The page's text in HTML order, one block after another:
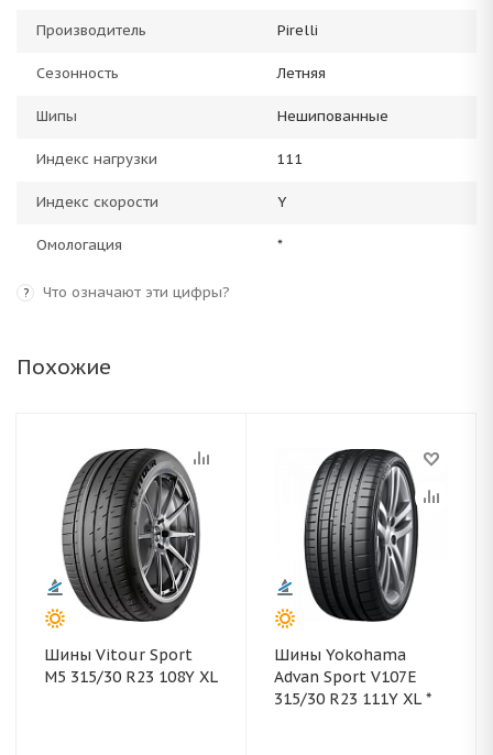
Производитель Pirelli
Сезонность Летняя
Шипы Нешипованные
Индекс нагрузки 111
Индекс скорости Y
Омологация *
? Что означают эти цифры?
Похожие
Шины Vitour Sport
M5 315/30 R23 108Y XL
Шины Yokohama
Advan Sport V107E
315/30 R23 111Y XL *